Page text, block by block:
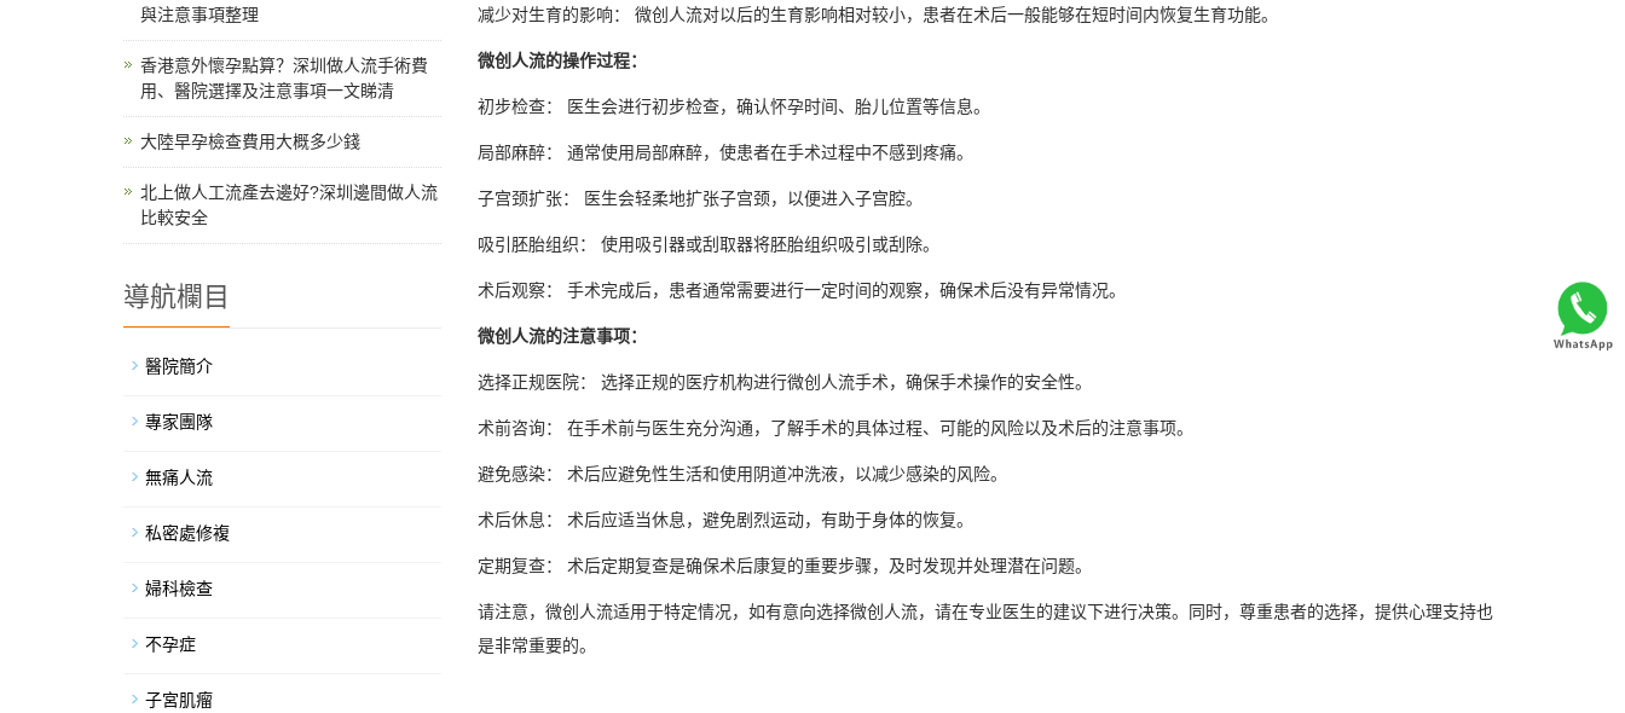
减少对生育的影响： 微创人流对以后的生育影响相对较小，患者在术后一般能够在短时间内恢复生育功能。
微创人流的操作过程：
初步检查： 医生会进行初步检查，确认怀孕时间、胎儿位置等信息。
局部麻醉： 通常使用局部麻醉，使患者在手术过程中不感到疼痛。
子宫颈扩张： 医生会轻柔地扩张子宫颈，以便进入子宫腔。
吸引胚胎组织： 使用吸引器或刮取器将胚胎组织吸引或刮除。
术后观察： 手术完成后，患者通常需要进行一定时间的观察，确保术后没有异常情况。
微创人流的注意事项：
选择正规医院： 选择正规的医疗机构进行微创人流手术，确保手术操作的安全性。
术前咨询： 在手术前与医生充分沟通，了解手术的具体过程、可能的风险以及术后的注意事项。
避免感染： 术后应避免性生活和使用阴道冲洗液，以减少感染的风险。
术后休息： 术后应适当休息，避免剧烈运动，有助于身体的恢复。
定期复查： 术后定期复查是确保术后康复的重要步骤，及时发现并处理潜在问题。
请注意，微创人流适用于特定情况，如有意向选择微创人流，请在专业医生的建议下进行决策。同时，尊重患者的选择，提供心理支持也
是非常重要的。
與注意事項整理
香港意外懷孕點算？深圳做人流手術費
用、醫院選擇及注意事項一文睇清
大陸早孕檢查費用大概多少錢
北上做人工流產去邊好?深圳邊間做人流
比較安全
導航欄目
醫院簡介
專家團隊
無痛人流
私密處修複
婦科檢查
不孕症
子宮肌瘤